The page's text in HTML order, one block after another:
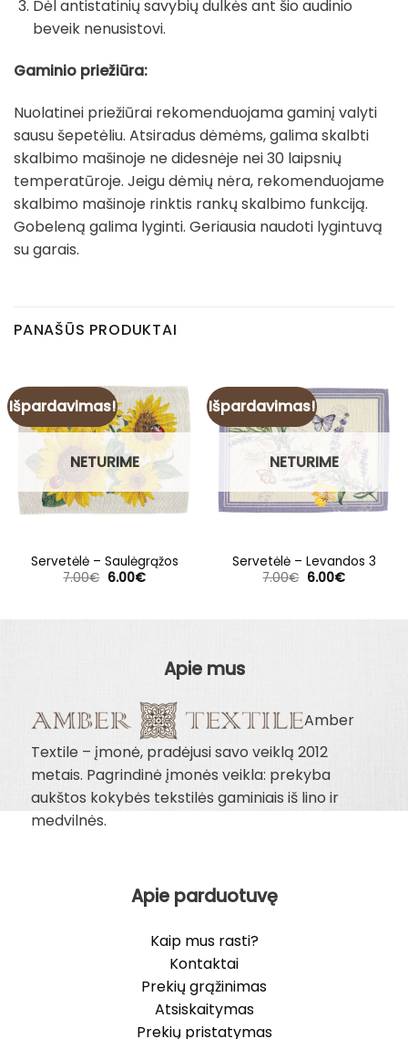
Dėl antistatinių savybių dulkės ant šio audinio
beveik nenusistovi.
Gaminio priežiūra:
Nuolatinei priežiūrai rekomenduojama gaminį valyti
sausu šepetėliu. Atsiradus dėmėms, galima skalbti
skalbimo mašinoje ne didesnėje nei 30 laipsnių
temperatūroje. Jeigu dėmių nėra, rekomenduojame
skalbimo mašinoje rinktis rankų skalbimo funkciją.
Gobeleną galima lyginti. Geriausia naudoti lygintuvą
su garais.
PANAŠŪS PRODUKTAI
Išpardavimas!
NETURIME
Servetėlė – Saulėgrąžos
7.00€ Original
6.00€Current
Išpardavimas!
NETURIME
Servetėlė – Levandos 3
7.00€ Original
6.00€Current
Apie mus
Amber
Textile – įmonė, pradėjusi savo veiklą 2012
metais. Pagrindinė įmonės veikla: prekyba
aukštos kokybės tekstilės gaminiais iš lino ir
medvilnės.
Apie parduotuvę
Kaip mus rasti?
Kontaktai
Prekių grąžinimas
Atsiskaitymas
Prekių pristatymas